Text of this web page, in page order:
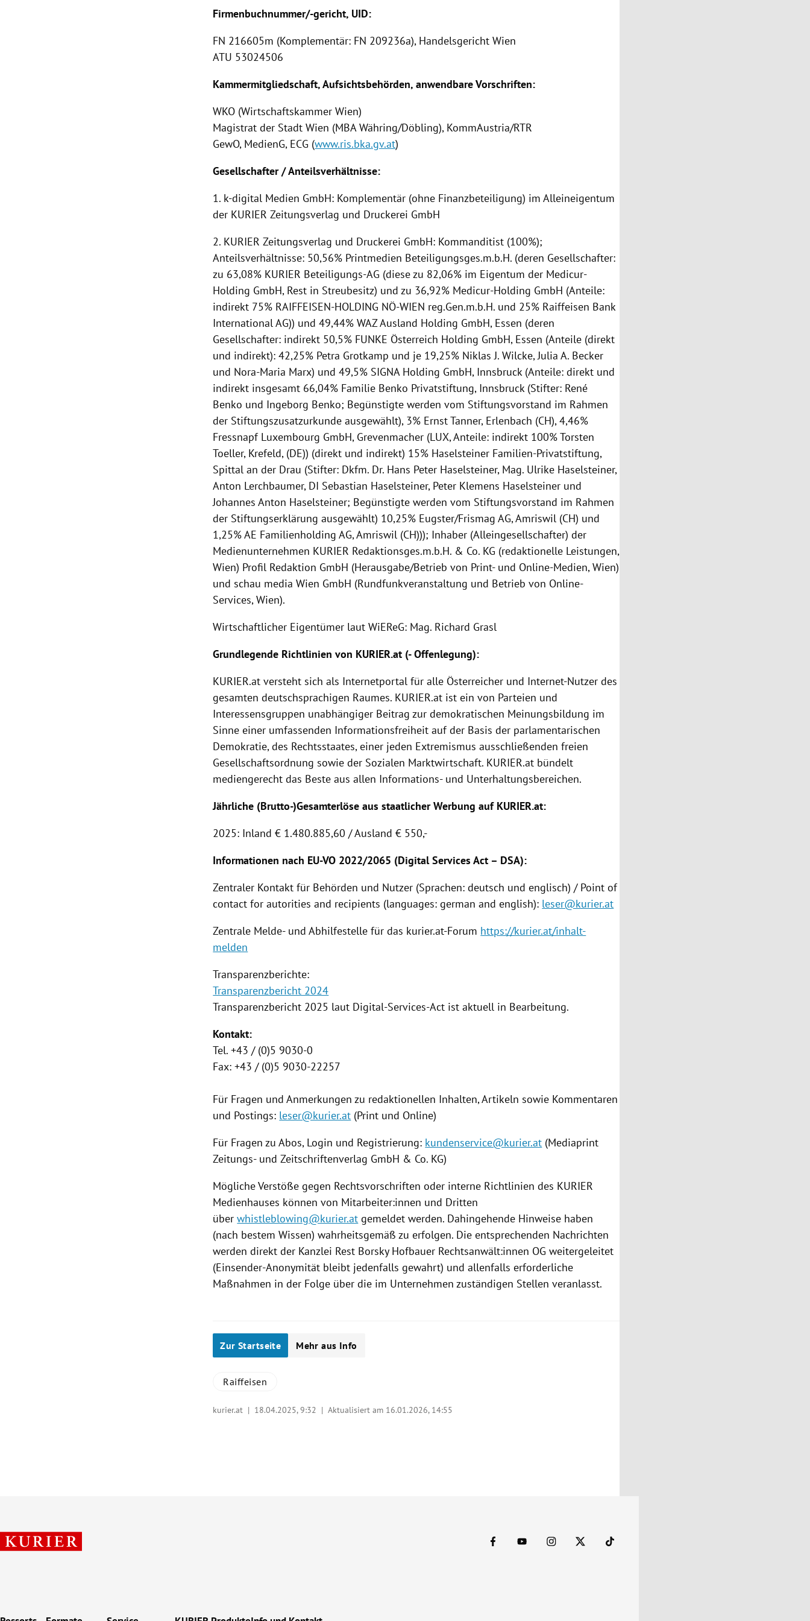
Firmenbuchnummer/-gericht, UID:
FN 216605m (Komplementär: FN 209236a), Handelsgericht Wien
ATU 53024506
Kammermitgliedschaft, Aufsichtsbehörden, anwendbare Vorschriften:
WKO (Wirtschaftskammer Wien)
Magistrat der Stadt Wien (MBA Währing/Döbling), KommAustria/RTR
GewO, MedienG, ECG (www.ris.bka.gv.at)
Gesellschafter / Anteilsverhältnisse:
1. k-digital Medien GmbH: Komplementär (ohne Finanzbeteiligung) im Alleineigentum
der KURIER Zeitungsverlag und Druckerei GmbH
2. KURIER Zeitungsverlag und Druckerei GmbH: Kommanditist (100%);
Anteilsverhältnisse: 50,56% Printmedien Beteiligungsges.m.b.H. (deren Gesellschafter:
zu 63,08% KURIER Beteiligungs-AG (diese zu 82,06% im Eigentum der Medicur-
Holding GmbH, Rest in Streubesitz) und zu 36,92% Medicur-Holding GmbH (Anteile:
indirekt 75% RAIFFEISEN-HOLDING NÖ-WIEN reg.Gen.m.b.H. und 25% Raiffeisen Bank
International AG)) und 49,44% WAZ Ausland Holding GmbH, Essen (deren
Gesellschafter: indirekt 50,5% FUNKE Österreich Holding GmbH, Essen (Anteile (direkt
und indirekt): 42,25% Petra Grotkamp und je 19,25% Niklas J. Wilcke, Julia A. Becker
und Nora-Maria Marx) und 49,5% SIGNA Holding GmbH, Innsbruck (Anteile: direkt und
indirekt insgesamt 66,04% Familie Benko Privatstiftung, Innsbruck (Stifter: René
Benko und Ingeborg Benko; Begünstigte werden vom Stiftungsvorstand im Rahmen
der Stiftungszusatzurkunde ausgewählt), 3% Ernst Tanner, Erlenbach (CH), 4,46%
Fressnapf Luxembourg GmbH, Grevenmacher (LUX, Anteile: indirekt 100% Torsten
Toeller, Krefeld, (DE)) (direkt und indirekt) 15% Haselsteiner Familien-Privatstiftung,
Spittal an der Drau (Stifter: Dkfm. Dr. Hans Peter Haselsteiner, Mag. Ulrike Haselsteiner,
Anton Lerchbaumer, DI Sebastian Haselsteiner, Peter Klemens Haselsteiner und
Johannes Anton Haselsteiner; Begünstigte werden vom Stiftungsvorstand im Rahmen
der Stiftungserklärung ausgewählt) 10,25% Eugster/Frismag AG, Amriswil (CH) und
1,25% AE Familienholding AG, Amriswil (CH))); Inhaber (Alleingesellschafter) der
Medienunternehmen KURIER Redaktionsges.m.b.H. & Co. KG (redaktionelle Leistungen,
Wien) Profil Redaktion GmbH (Herausgabe/Betrieb von Print- und Online-Medien, Wien)
und schau media Wien GmbH (Rundfunkveranstaltung und Betrieb von Online-
Services, Wien).
Wirtschaftlicher Eigentümer laut WiEReG: Mag. Richard Grasl
Grundlegende Richtlinien von KURIER.at (-Offenlegung):
KURIER.at versteht sich als Internetportal für alle Österreicher und Internet-Nutzer des
gesamten deutschsprachigen Raumes. KURIER.at ist ein von Parteien und
Interessensgruppen unabhängiger Beitrag zur demokratischen Meinungsbildung im
Sinne einer umfassenden Informationsfreiheit auf der Basis der parlamentarischen
Demokratie, des Rechtsstaates, einer jeden Extremismus ausschließenden freien
Gesellschaftsordnung sowie der Sozialen Marktwirtschaft. KURIER.at bündelt
mediengerecht das Beste aus allen Informations- und Unterhaltungsbereichen.
Jährliche (Brutto-)Gesamterlöse aus staatlicher Werbung auf KURIER.at:
2025: Inland € 1.480.885,60 / Ausland € 550,-
Informationen nach EU-VO 2022/2065 (Digital Services Act – DSA):
Zentraler Kontakt für Behörden und Nutzer (Sprachen: deutsch und englisch) / Point of
contact for autorities and recipients (languages: german and english): leser@kurier.at
Zentrale Melde- und Abhilfestelle für das kurier.at-Forum https://kurier.at/inhalt-
melden
Transparenzberichte:
Transparenzbericht 2024
Transparenzbericht 2025 laut Digital-Services-Act ist aktuell in Bearbeitung.
Kontakt:
Tel. +43 / (0)5 9030-0
Fax: +43 / (0)5 9030-22257
Für Fragen und Anmerkungen zu redaktionellen Inhalten, Artikeln sowie Kommentaren
und Postings: leser@kurier.at (Print und Online)
Für Fragen zu Abos, Login und Registrierung: kundenservice@kurier.at (Mediaprint
Zeitungs- und Zeitschriftenverlag GmbH & Co. KG)
Mögliche Verstöße gegen Rechtsvorschriften oder interne Richtlinien des KURIER
Medienhauses können von Mitarbeiter:innen und Dritten
überwhistleblowing@kurier.at gemeldet werden. Dahingehende Hinweise haben
(nach bestem Wissen) wahrheitsgemäß zu erfolgen. Die entsprechenden Nachrichten
werden direkt der Kanzlei Rest Borsky Hofbauer Rechtsanwält:innen OG weitergeleitet
(Einsender-Anonymität bleibt jedenfalls gewahrt) und allenfalls erforderliche
Maßnahmen in der Folge über die im Unternehmen zuständigen Stellen veranlasst.
Zur Startseite Mehr aus Info
Raiffeisen
kurier.at | 18.04.2025, 9:32 | Aktualisiert am 16.01.2026, 14:55